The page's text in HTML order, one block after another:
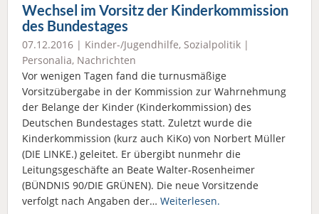
Wechsel im Vorsitz der Kinderkommission
des Bundestages
07.12.2016 | Kinder-/Jugendhilfe, Sozialpolitik |
Personalia, Nachrichten
Vor wenigen Tagen fand die turnusmäßige
Vorsitzübergabe in der Kommission zur Wahrnehmung
der Belange der Kinder (Kinderkommission) des
Deutschen Bundestages statt. Zuletzt wurde die
Kinderkommission (kurz auch KiKo) von Norbert Müller
(DIE LINKE.) geleitet. Er übergibt nunmehr die
Leitungsgeschäfte an Beate Walter-Rosenheimer
(BÜNDNIS 90/DIE GRÜNEN). Die neue Vorsitzende
verfolgt nach Angaben der… Weiterlesen.